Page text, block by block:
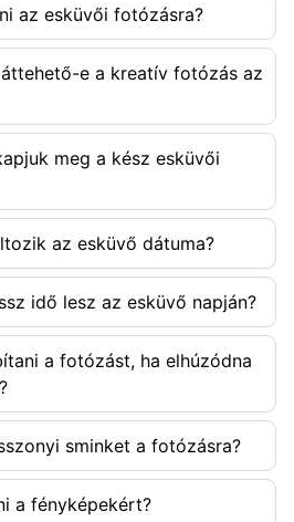
az esküvői fotózásra?
e a kreatív fotózás az
meg a kész esküvői
az esküvő dátuma?
idő lesz az esküvő napján?
a fotózást, ha elhúzódna
sminket a fotózásra?
a fényképekért?